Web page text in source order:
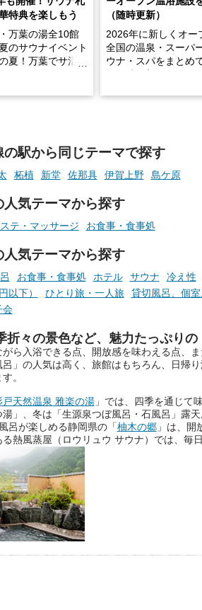
特典を楽しもう
万葉の湯全10館
のサウナイベント
夏！万葉でサ活2
（土）～8月31
ことで、オリジナ
料券などの特典と
ではアロマロウリ
ースなど、サウナ
れています。ぜひ
ください！
倶楽部株式会社
葉倶楽部株式会社
。
（随時更新）
2026年に新しくオー
全国の温泉・スーパ
ウナ・スパをまとめ
天然温泉や露天風呂
現地取材記事もあわ
ていますので、気に
ぜひチェックして次
先の参考にしてみて
ね。
の駅から同じテーマで探す
柘植 新堂 佐那具 伊賀上野 島ケ原
人気テーマから探す
テ・マッサージ お食事・食事処
人気テーマから探す
お食事・食事処 ホテル サウナ 冷え性
以下）
ひとり旅・一人旅 貸切風呂、個室
会
折々の景色など、魅力たっぷりの
ら入浴できる点、開放感を味わえる点、
呂」の人気は高く、旅館はもちろん、日帰
。
戸天然温泉 雅楽の湯」では、四季を通じて
」、冬は「生源泉つぼ風呂・石風呂」露
呂が楽しめる静岡県の「柚木の郷」は、開
熱風蒸屋（ロウリュウ サウナ）では、毎